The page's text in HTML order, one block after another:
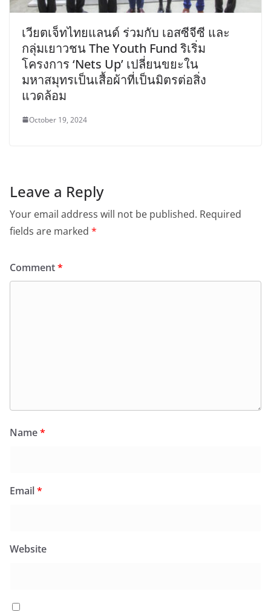
เวียตเจ็ทไทยแลนด์ ร่วมกับ เอสซีจีซี และ
กลุ่มเยาวชน The Youth Fund ริเริ่ม
โครงการ ‘Nets Up’ เปลี่ยนขยะใน
มหาสมุทรเป็นเสื้อผ้าที่เป็นมิตรต่อสิ่ง
แวดล้อม
October 19, 2024
Leave a Reply
Your email address will not be published. Required
fields are marked *
Comment*
Name*
Email*
Website